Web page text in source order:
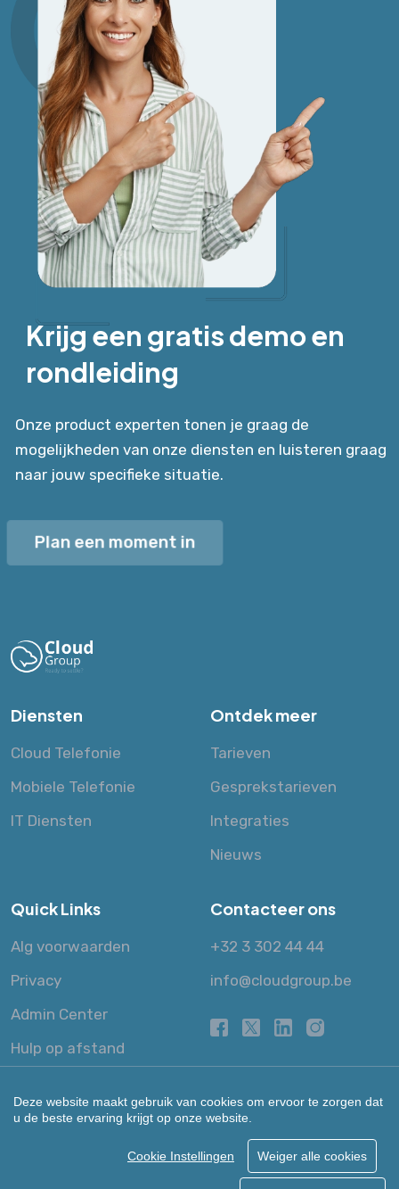
Deze website maakt gebruik van cookies om ervoor te zorgen dat
u de beste ervaring krijgt op onze website.
Cookie Instellingen Weiger alle cookies
Krijg een gratis demo en
rondleiding
Onze product experten tonen je graag de
mogelijkheden van onze diensten en luisteren graag
naar jouw specifieke situatie.
Plan een moment in
Diensten
Cloud Telefonie
Mobiele Telefonie
IT Diensten
Ontdek meer
Tarieven
Gesprekstarieven
Integraties
Nieuws
Quick Links
Alg voorwaarden
Privacy
Admin Center
Hulp op afstand
Contacteer ons
+32 3 302 44 44
info@cloudgroup.be
© 2013 - 2026 Cloud Group NV.All Rights Reserved